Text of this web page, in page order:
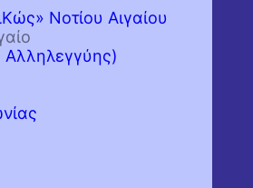
Νοτίου Αιγαίου
Αλληλεγγύης)